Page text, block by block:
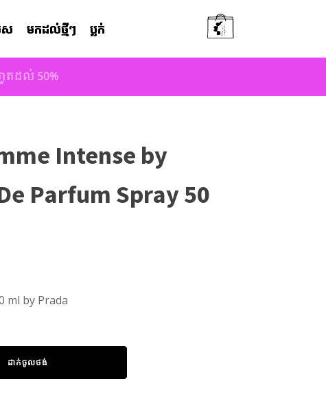
ស មកដល់ថ្មីៗ ប្លក់
តដល់ 50%
Intense by
Parfum Spray 50
ml by Prada
ដាក់ចូលថង់